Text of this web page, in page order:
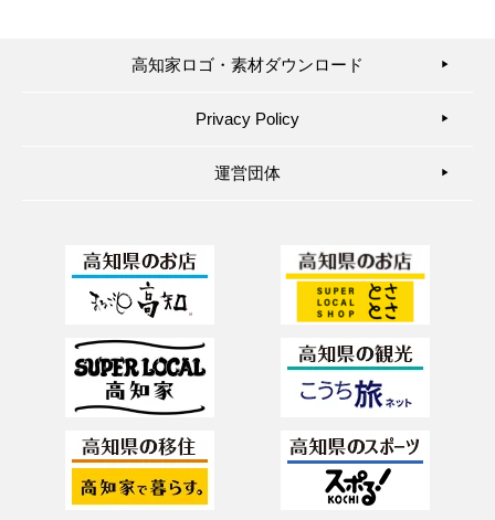
高知家ロゴ・素材ダウンロード ▶︎
Privacy Policy ▶︎
運営団体 ▶︎